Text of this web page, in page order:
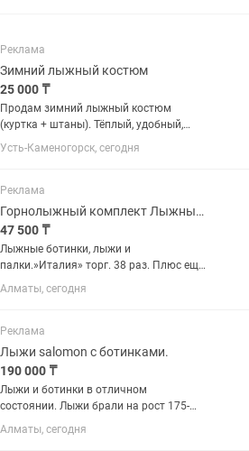
Реклама
Зимний лыжный костюм
25 000 ₸
Продам зимний лыжный костюм
(куртка + штаны). Тёплый, удобный,
непродуваемый. Капюшон съёмный.
Есть несколько карманов на молниях.
активного отдыха, лыж или...
Усть-Каменогорск, сегодня
Реклама
Горнолыжный комплект Лыжные ботинки, лыжи и палки
47 500 ₸
Лыжные ботинки, лыжи и
палки.»Италия» торг. 38 раз. Плюс ещё
одна пара ботинок
Алматы, сегодня
Реклама
Лыжи salomon с ботинками.
190 000 ₸
Лыжи и ботинки в отличном
состоянии. Лыжи брали на рост 175-
Алматы, сегодня